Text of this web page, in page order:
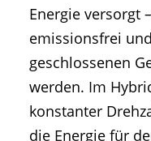
Energie versorgt
emissionsfrei
geschlossenen
werden. Im
konstanter
die Energie für